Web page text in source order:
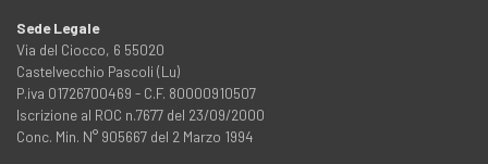
Sede Legale
Via del Ciocco, 6 55020
Castelvecchio Pascoli (Lu)
P.iva 01726700469 - C.F. 80000910507
Iscrizione al ROC n.7677 del 23/09/2000
Conc. Min. N° 905667 del 2 Marzo 1994